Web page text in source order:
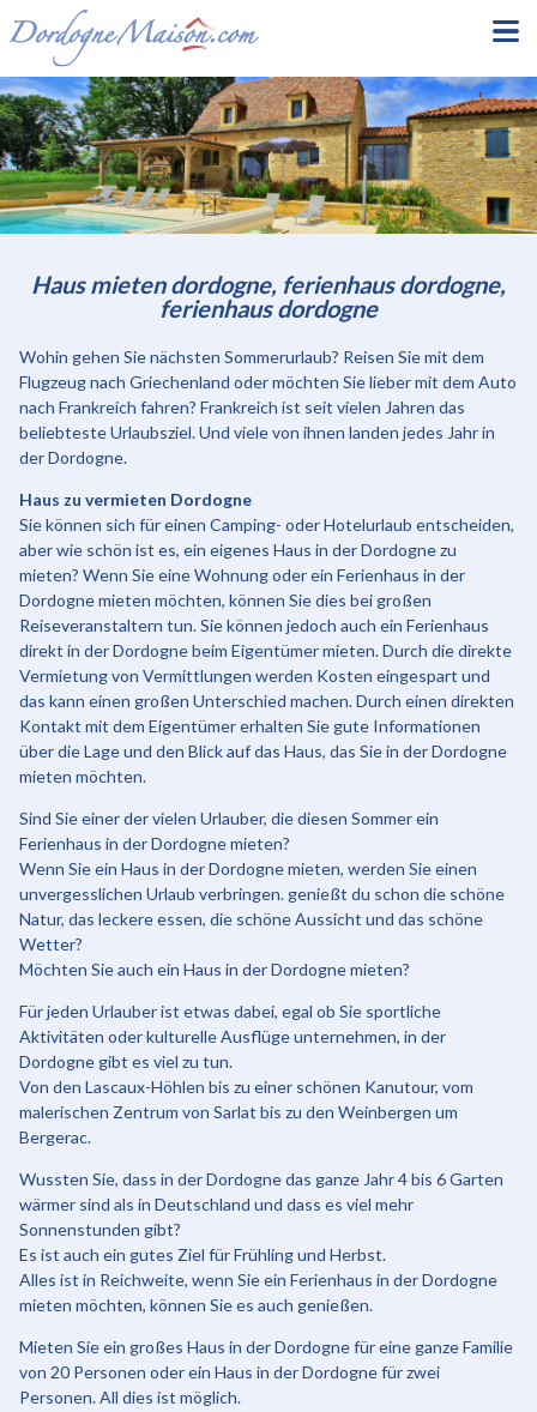
Haus mieten dordogne, ferienhaus dordogne,
ferienhaus dordogne
Wohin gehen Sie nächsten Sommerurlaub? Reisen Sie mit dem
Flugzeug nach Griechenland oder möchten Sie lieber mit dem Auto
nach Frankreich fahren? Frankreich ist seit vielen Jahren das
beliebteste Urlaubsziel. Und viele von ihnen landen jedes Jahr in
der Dordogne.
Haus zu vermieten Dordogne
Sie können sich für einen Camping- oder Hotelurlaub entscheiden,
aber wie schön ist es, ein eigenes Haus in der Dordogne zu
mieten? Wenn Sie eine Wohnung oder ein Ferienhaus in der
Dordogne mieten möchten, können Sie dies bei großen
Reiseveranstaltern tun. Sie können jedoch auch ein Ferienhaus
direkt in der Dordogne beim Eigentümer mieten. Durch die direkte
Vermietung von Vermittlungen werden Kosten eingespart und
das kann einen großen Unterschied machen. Durch einen direkten
Kontakt mit dem Eigentümer erhalten Sie gute Informationen
über die Lage und den Blick auf das Haus, das Sie in der Dordogne
mieten möchten.
Sind Sie einer der vielen Urlauber, die diesen Sommer ein
Ferienhaus in der Dordogne mieten?
Wenn Sie ein Haus in der Dordogne mieten, werden Sie einen
unvergesslichen Urlaub verbringen. genießt du schon die schöne
Natur, das leckere essen, die schöne Aussicht und das schöne
Wetter?
Möchten Sie auch ein Haus in der Dordogne mieten?
Für jeden Urlauber ist etwas dabei, egal ob Sie sportliche
Aktivitäten oder kulturelle Ausflüge unternehmen, in der
Dordogne gibt es viel zu tun.
Von den Lascaux-Höhlen bis zu einer schönen Kanutour, vom
malerischen Zentrum von Sarlat bis zu den Weinbergen um
Bergerac.
Wussten Sie, dass in der Dordogne das ganze Jahr 4 bis 6 Garten
wärmer sind als in Deutschland und dass es viel mehr
Sonnenstunden gibt?
Es ist auch ein gutes Ziel für Frühling und Herbst.
Alles ist in Reichweite, wenn Sie ein Ferienhaus in der Dordogne
mieten möchten, können Sie es auch genießen.
Mieten Sie ein großes Haus in der Dordogne für eine ganze Familie
von 20 Personen oder ein Haus in der Dordogne für zwei
Personen. All dies ist möglich.